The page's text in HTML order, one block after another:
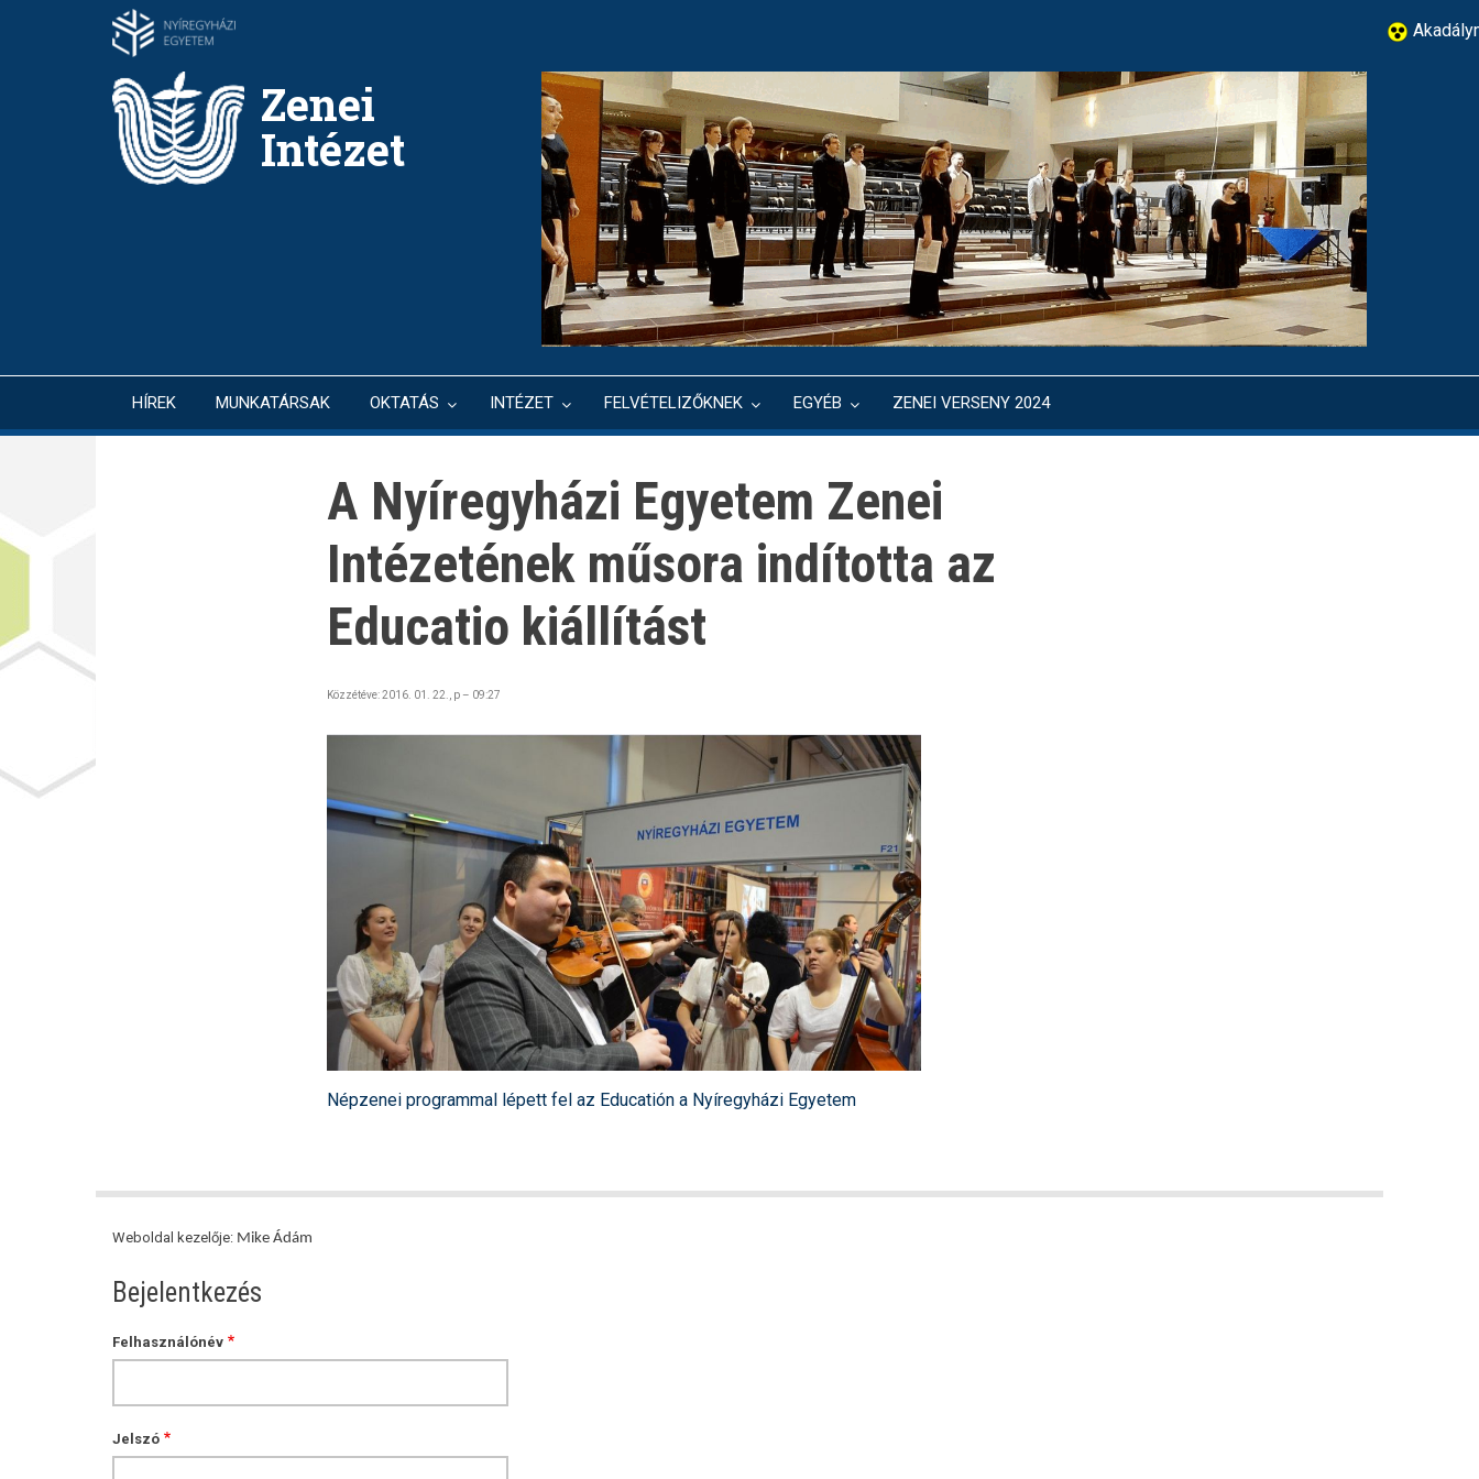
Zenei
Intézet
HÍREK MUNKATÁRSAK OKTATÁS INTÉZET FELVÉTELIZŐKNEK EGYÉB ZENEI VERSENY 2024
A Nyíregyházi Egyetem Zenei
Intézetének műsora indította az
Educatio kiállítást
Közzétéve:2016. 01. 22., p – 09:27
Népzenei programmal lépett fel az Educatión a Nyíregyházi Egyetem
Weboldal kezelője: Mike Ádám
Bejelentkezés
Felhasználónév
Jelszó